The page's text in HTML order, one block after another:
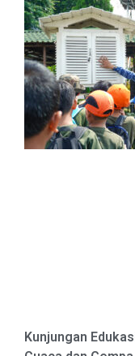
Kunjungan